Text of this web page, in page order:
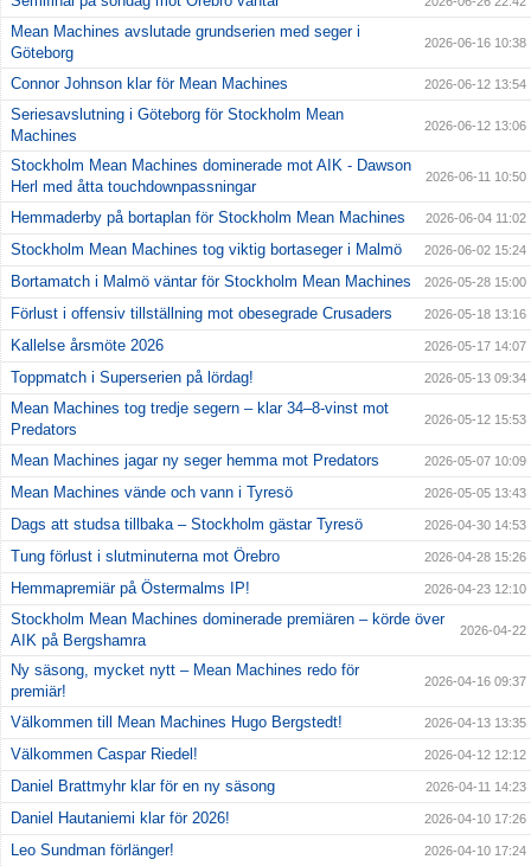
Mean Machines avslutade grundserien med seger i
Göteborg
2026-06-16 10:38
Connor Johnson klar för Mean Machines 2026-06-12 13:54
Seriesavslutning i Göteborg för Stockholm Mean
Machines
2026-06-12 13:06
Stockholm Mean Machines dominerade mot AIK - Dawson
Herl med åtta touchdownpassningar
2026-06-11 10:50
Hemmaderby på bortaplan för Stockholm Mean Machines 2026-06-04 11:02
Stockholm Mean Machines tog viktig bortaseger i Malmö 2026-06-02 15:24
Bortamatch i Malmö väntar för Stockholm Mean Machines 2026-05-28 15:00
Förlust i offensiv tillställning mot obesegrade Crusaders 2026-05-18 13:16
Kallelse årsmöte 2026 2026-05-17 14:07
Toppmatch i Superserien på lördag! 2026-05-13 09:34
Mean Machines tog tredje segern – klar 34–8-vinst mot
Predators
2026-05-12 15:53
Mean Machines jagar ny seger hemma mot Predators 2026-05-07 10:09
Mean Machines vände och vann i Tyresö 2026-05-05 13:43
Dags att studsa tillbaka – Stockholm gästar Tyresö 2026-04-30 14:53
Tung förlust i slutminuterna mot Örebro 2026-04-28 15:26
Hemmapremiär på Östermalms IP! 2026-04-23 12:10
Stockholm Mean Machines dominerade premiären – körde över
AIK på Bergshamra
2026-04-22
Ny säsong, mycket nytt – Mean Machines redo för
premiär!
2026-04-16 09:37
Välkommen till Mean Machines Hugo Bergstedt! 2026-04-13 13:35
Välkommen Caspar Riedel! 2026-04-12 12:12
Daniel Brattmyhr klar för en ny säsong 2026-04-11 14:23
Daniel Hautaniemi klar för 2026! 2026-04-10 17:26
Leo Sundman förlänger! 2026-04-10 17:24